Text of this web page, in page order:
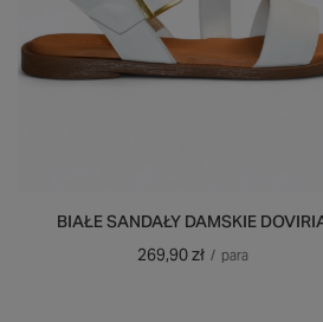
BIAŁE SANDAŁY DAMSKIE
269,90 zł / para